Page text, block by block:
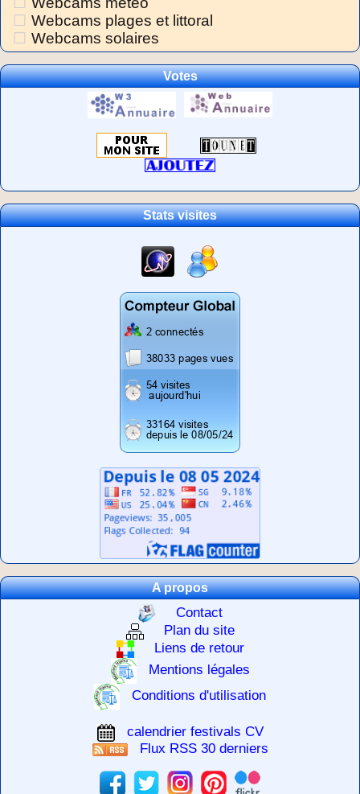
Webcams plages et littoral
Webcams solaires
Votes
Stats visites
A propos
Contact
Plan du site
Liens de retour
Mentions légales
Conditions d'utilisation
calendrier festivals CV
Flux RSS 30 derniers